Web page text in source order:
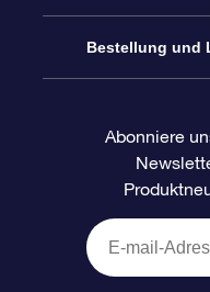
Blog
Bewertungen
OSR-
OSR-
Firmengeschenke
Sternregister
Personalisierte
One Million Stars
Bestellung und
Abonniere